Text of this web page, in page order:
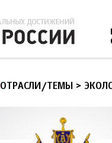
ОТРАСЛИ/ТЕМЫ >